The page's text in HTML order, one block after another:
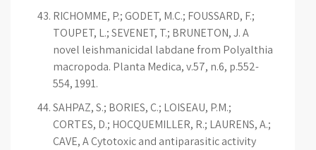
RICHOMME, P.; GODET, M.C.; FOUSSARD, F.;
TOUPET, L.; SEVENET, T.; BRUNETON, J. A
novel leishmanicidal labdane from Polyalthia
macropoda. Planta Medica, v.57, n.6, p.552-
554, 1991.
SAHPAZ, S.; BORIES, C.; LOISEAU, P.M.;
CORTES, D.; HOCQUEMILLER, R.; LAURENS, A.;
CAVE, A Cytotoxic and antiparasitic activity